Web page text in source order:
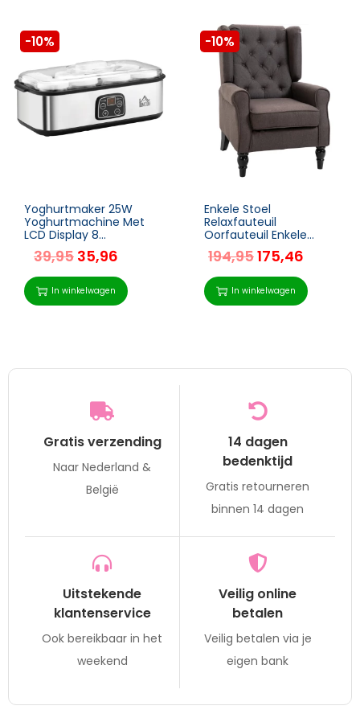
-10%
Yoghurtmaker 25W
Yoghurtmachine Met
LCD Display 8
Yoghurtpotten Met
Glazen Deksel 180ml
Instelbare
Temperatuur En Tijd
PC PP Kunststof RVS
39,95 35,96
In winkelwagen
-10%
Enkele Stoel
Relaxfauteuil
Oorfauteuil Enkele
Stoel Accentstoel Met
Getufte Houten Poten
Polyester Bruin 74 X 86
X 102 Cm
194,95175,46
In winkelwagen
Gratis verzending
Naar Nederland &
België
14 dagen
bedenktijd
Gratis retourneren
binnen 14 dagen
Uitstekende
klantenservice
Ook bereikbaar in het
weekend
Veilig online
betalen
Veilig betalen via je
eigen bank